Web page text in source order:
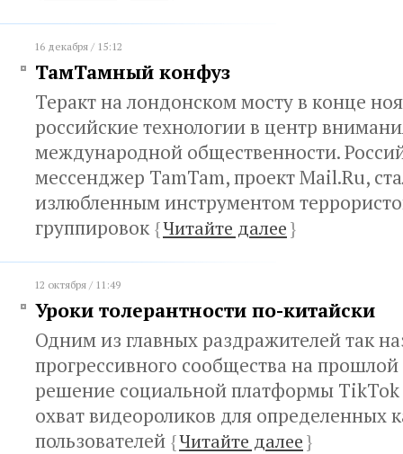
16 декабря / 15:12
ТамТамный конфуз
Теракт на лондонском мосту в конце
российские технологии в центр
международной общественности.
мессенджер TamTam, проект Mail.Ru,
излюбленным инструментом
группировок{Читайте далее}
12 октября / 11:49
Уроки толерантности по-китайски
Одним из главных раздражителей так
прогрессивного сообщества на прошлой
решение социальной платформы TikTok
охват видеороликов для определенных
пользователей {Читайте далее}